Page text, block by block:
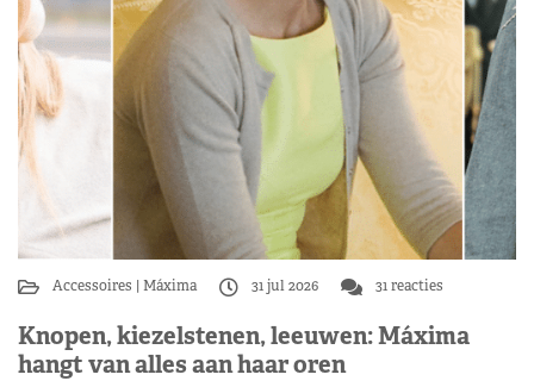
Accessoires Máxima 31 jul 2026 31 reacties
Knopen, kiezelstenen, leeuwen: Máxima
hangt van alles aan haar oren